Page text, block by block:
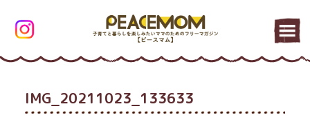
IMG_20211023_133633